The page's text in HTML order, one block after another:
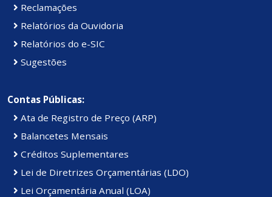
Reclamações
Relatórios da Ouvidoria
Relatórios do e-SIC
Sugestões
Contas Públicas:
Ata de Registro de Preço (ARP)
Balancetes Mensais
Créditos Suplementares
Lei de Diretrizes Orçamentárias (LDO)
Lei Orçamentária Anual (LOA)